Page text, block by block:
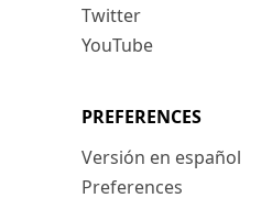
Twitter
YouTube
PREFERENCES
Versión en español
Preferences